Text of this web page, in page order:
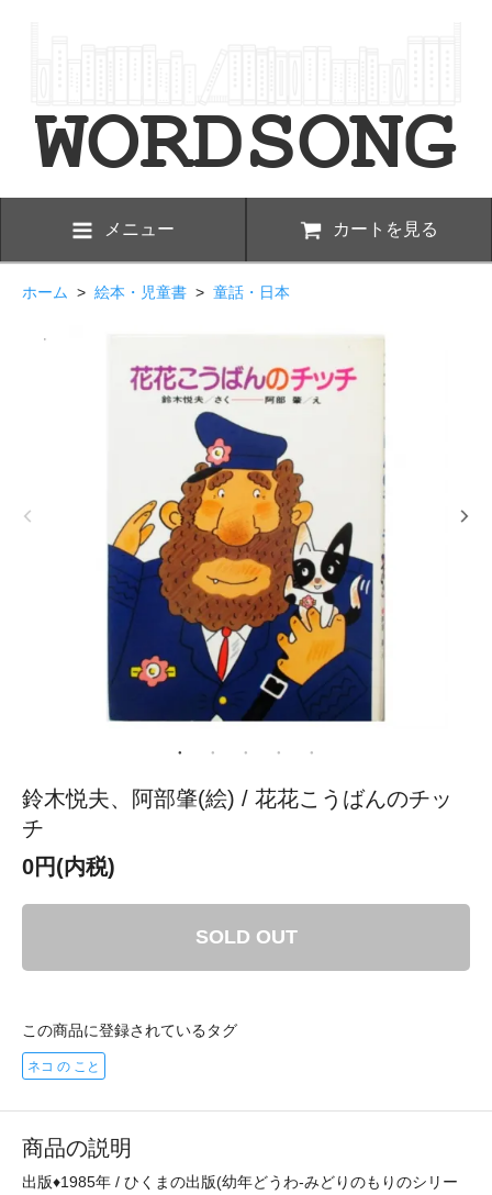
メニュー カートを見る
ホーム > 絵本・児童書 > 童話・日本
鈴木悦夫、阿部肇(絵) / 花花こうばんのチッ
チ
0円(内税)
SOLD OUT
この商品に登録されているタグ
ネコ の こと
商品の説明
出版♦1985年 / ひくまの出版(幼年どうわ-みどりのもりのシリー